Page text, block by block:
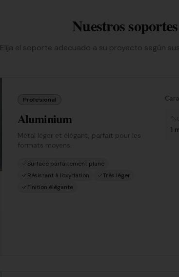
Nuestros
Elija el soporte adecuado a su proyecto según
Profesional
Aluminium
Métal léger et élégant, parfait pour les
formats moyens.
Surface parfaitement plane
Résistant à l'oxydation
Très léger
Finition élégante
1